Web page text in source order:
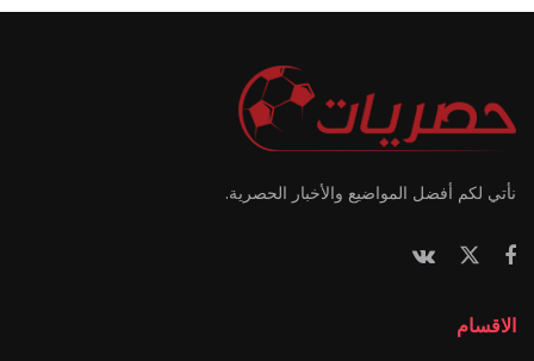
نأتي لكم أفضل المواضيع والأخبار الحصرية.
الاقسام